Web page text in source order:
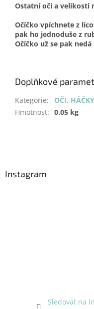
Ostatní oči a velikosti
Očíčko vpíchnete z
pak ho jednoduše z
Očíčko už se pak
Doplňkové
Kategorie:
OČI,
Hmotnost: 0.05 kg
Instagram
Sledovat na